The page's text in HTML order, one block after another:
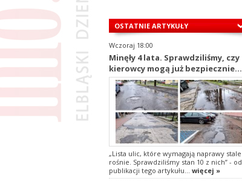
OSTATNIE ARTYKUŁY
Wczoraj 18:00
Minęły 4 lata. Sprawdziliśmy, czy
kierowcy mogą już bezpiecznie...
„Lista ulic, które wymagają naprawy stale
rośnie. Sprawdziliśmy stan 10 z nich” - od
publikacji tego artykułu... więcej »